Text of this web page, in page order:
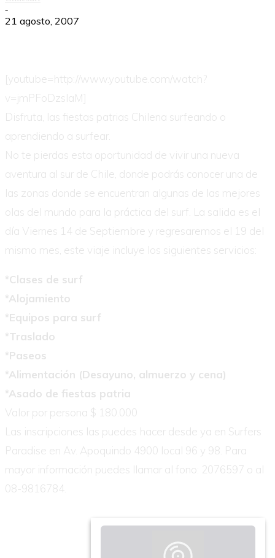
-
21 agosto, 2007
[youtube=http://www.youtube.com/watch?
v=jmPFoDzslaM]
Disfruta, las fiestas patrias Chilena surfeando o
aprendiendo a surfear.
No te pierdas esta oportunidad de vivir una nueva
aventura al sur de Chile, donde podrás conocer una de
las zonas donde se encuentran algunas de las mejores
olas del mundo para la práctica del surf. La salida es el
día Viernes 14 de Septiembre y regresaremos el 19 del
mismo mes, este viaje incluye los siguientes servicios:
*Clases de surf
*Alojamiento
*Equipos para surf
*Traslado
*Paseos
*Alimentación (Desayuno, almuerzo y cena)
*Asado de fiestas patria
Valor por persona $ 180.000
Las inscripciones las puedes hacer desde ya en Surfers
Paradise en Av. Apoquindo 4900 local 96 y 98. Para
mayor información puedes llamar al fono: 2076597 o al
08-9816784.